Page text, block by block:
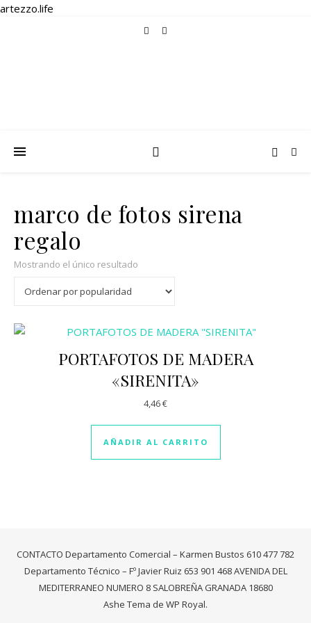
artezzo.life
marco de fotos sirena
regalo
Mostrando el único resultado
PORTAFOTOS DE MADERA
«SIRENITA»
4,46€
AÑADIR AL CARRITO
CONTACTO Departamento Comercial – Karmen Bustos 610 477 782
Departamento Técnico – Fº Javier Ruiz 653 901 468 AVENIDA DEL
MEDITERRANEO NUMERO 8 SALOBREÑA GRANADA 18680
Ashe Tema de WP Royal.